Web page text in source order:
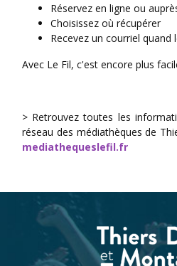
Réservez en ligne ou
Choisissez où récupérer
Recevez un courriel
Avec Le Fil, c'est encore plus
> Retrouvez toutes les
réseau des médiathèques de
mediathequeslefil.fr